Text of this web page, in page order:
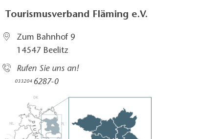
Tourismusverband Fläming e.V.
Zum Bahnhof 9
14547 Beelitz
Rufen Sie uns an!
033204 6287-0